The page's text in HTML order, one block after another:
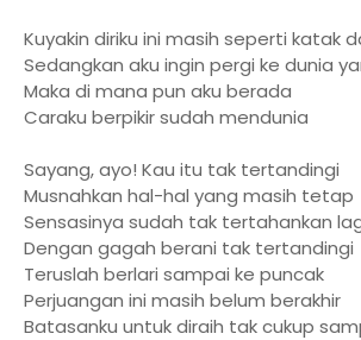
Kuyakin diriku ini masih seperti katak
Sedangkan aku ingin pergi ke dunia
Maka di mana pun aku berada
Caraku berpikir sudah mendunia
Sayang, ayo! Kau itu tak tertandingi
Musnahkan hal-hal yang masih tetap
Sensasinya sudah tak tertahankan
Dengan gagah berani tak tertandingi
Teruslah berlari sampai ke puncak
Perjuangan ini masih belum berakhir
Batasanku untuk diraih tak cukup